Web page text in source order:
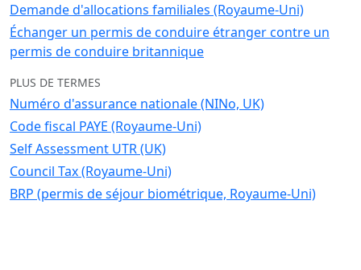
Demande d'allocations familiales (Royaume-Uni)
Échanger un permis de conduire étranger contre un
permis de conduire britannique
PLUS DE TERMES
Numéro d'assurance nationale (NINo, UK)
Code fiscal PAYE (Royaume-Uni)
Self Assessment UTR (UK)
Council Tax (Royaume-Uni)
BRP (permis de séjour biométrique, Royaume-Uni)